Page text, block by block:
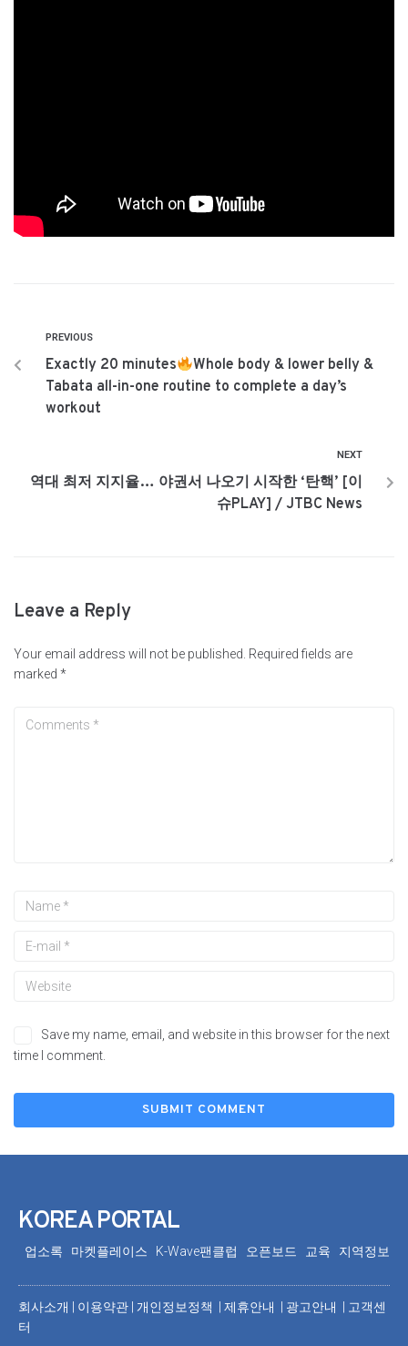
PREVIOUS
Exactly 20 minutes
Whole body & lower belly &
Tabata all-in-one routine to complete a day’s
workout
NEXT
역대 최저 지지율… 야권서 나오기 시작한 ‘탄핵’ [이
슈PLAY] / JTBC News
Leave a Reply
Your email address will not be published. Required fields are
marked *
Save my name, email, and website in this browser for the next
time I comment.
KOREA PORTAL
업소록 마켓플레이스 K-Wave팬클럽 오픈보드 교육 지역정보
회사소개 이용약관 개인정보정책 | 제휴안내 | 광고안내
고객센
터